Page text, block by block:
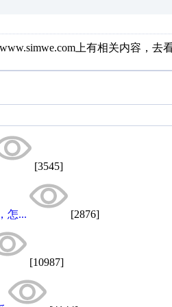
上有相关内容，去
[3545]
怎... [2876]
[10987]